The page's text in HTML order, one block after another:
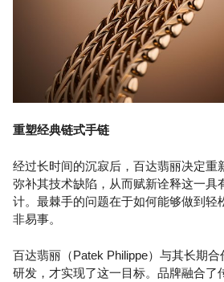
重塑经典链式手链
经过长时间的沉寂后，百达翡丽决定重
弥补其技术缺陷，从而赋新诠释这一具
计。最棘手的问题在于如何能够做到轻
非易事。
百达翡丽（Patek Philippe）与其长期
研发，才实现了这一目标。品牌融合了